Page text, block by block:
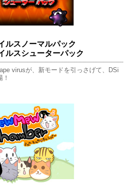
ルスノーマルパック
ルスシューターパック
virusが、新モードを引っさげて、DSi